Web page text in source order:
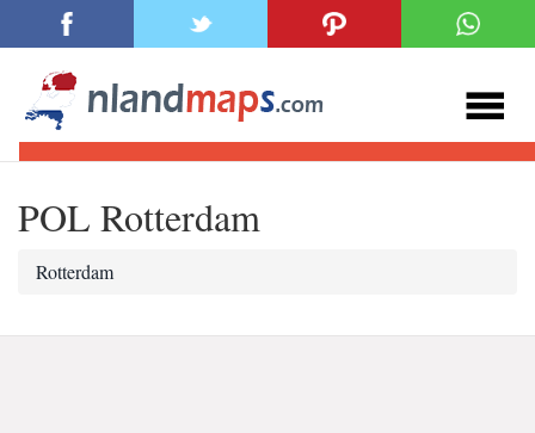
POL Rotterdam
Rotterdam